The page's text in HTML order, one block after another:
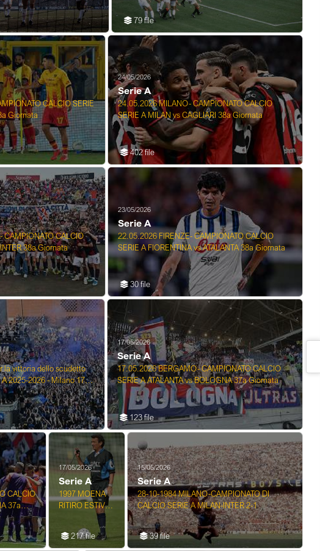
79 file
CALCIO SERIE
Giornata
24/05/2026
Serie A
24.05.2026 MILANO- CAMPIONATO CALCIO
SERIE A MILAN vs CAGLIARI 38a Giornata
402 file
CALCIO
38a Giornata
23/05/2026
Serie A
22.05.2026 FIRENZE- CAMPIONATO CALCIO
SERIE A FIORENTINA vs ATALANTA 38a Giornata
30 file
la vittoria dello scudetto
2025-2026 - Milano 17-
17/05/2026
Serie A
17.05.2026 BERGAMO- CAMPIONATO CALCIO
SERIE A ATALANTA vs BOLOGNA 37a Giornata
123 file
CALCIO
37a
17/05/2026
Serie A
1997 MOENA
RITIRO ESTIVO
CALCIO
217 file
15/05/2026
Serie A
28-10-1984 MILANO-CAMPIONATO DI
CALCIO SERIE A MILAN-INTER 2-1
39 file